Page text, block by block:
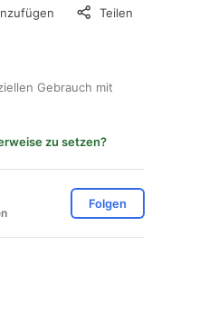
Teilen
Gebrauch mit
zu setzen?
Folgen